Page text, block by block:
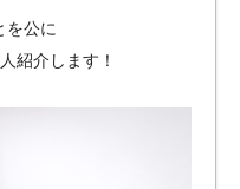
を公に
紹介します！